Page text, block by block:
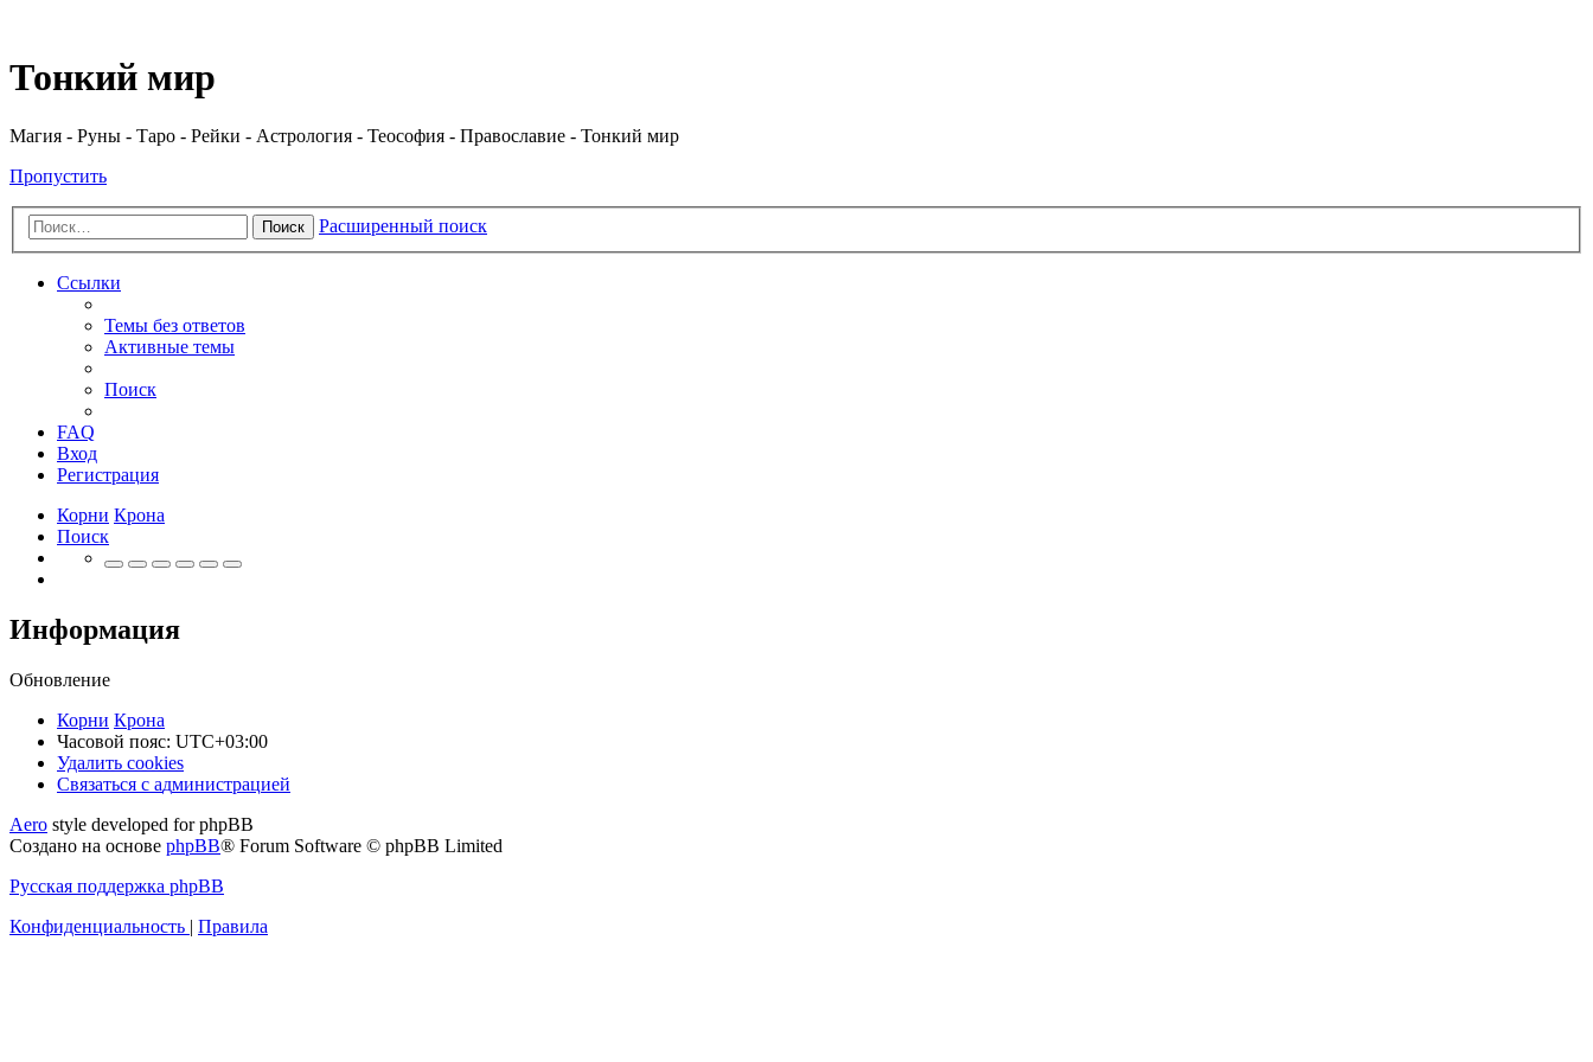
Тонкий мир
Магия - Руны - Таро - Рейки - Астрология - Теософия - Православие - Тонкий мир
Пропустить
Поиск Расширенный поиск
Ссылки
Темы без ответов
Активные темы
Поиск
FAQ
Вход
Регистрация
Корни Крона
Поиск
Информация
Обновление
Корни Крона
Часовой пояс: UTC+03:00
Удалить cookies
Связаться
администрацией
Связаться с администрацией
Aero style developed for phpBB
Создано на основе phpBB® Forum Software © phpBB Limited
Русская поддержка phpBB
Конфиденциальность | Правила